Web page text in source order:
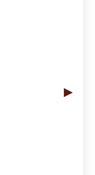
►